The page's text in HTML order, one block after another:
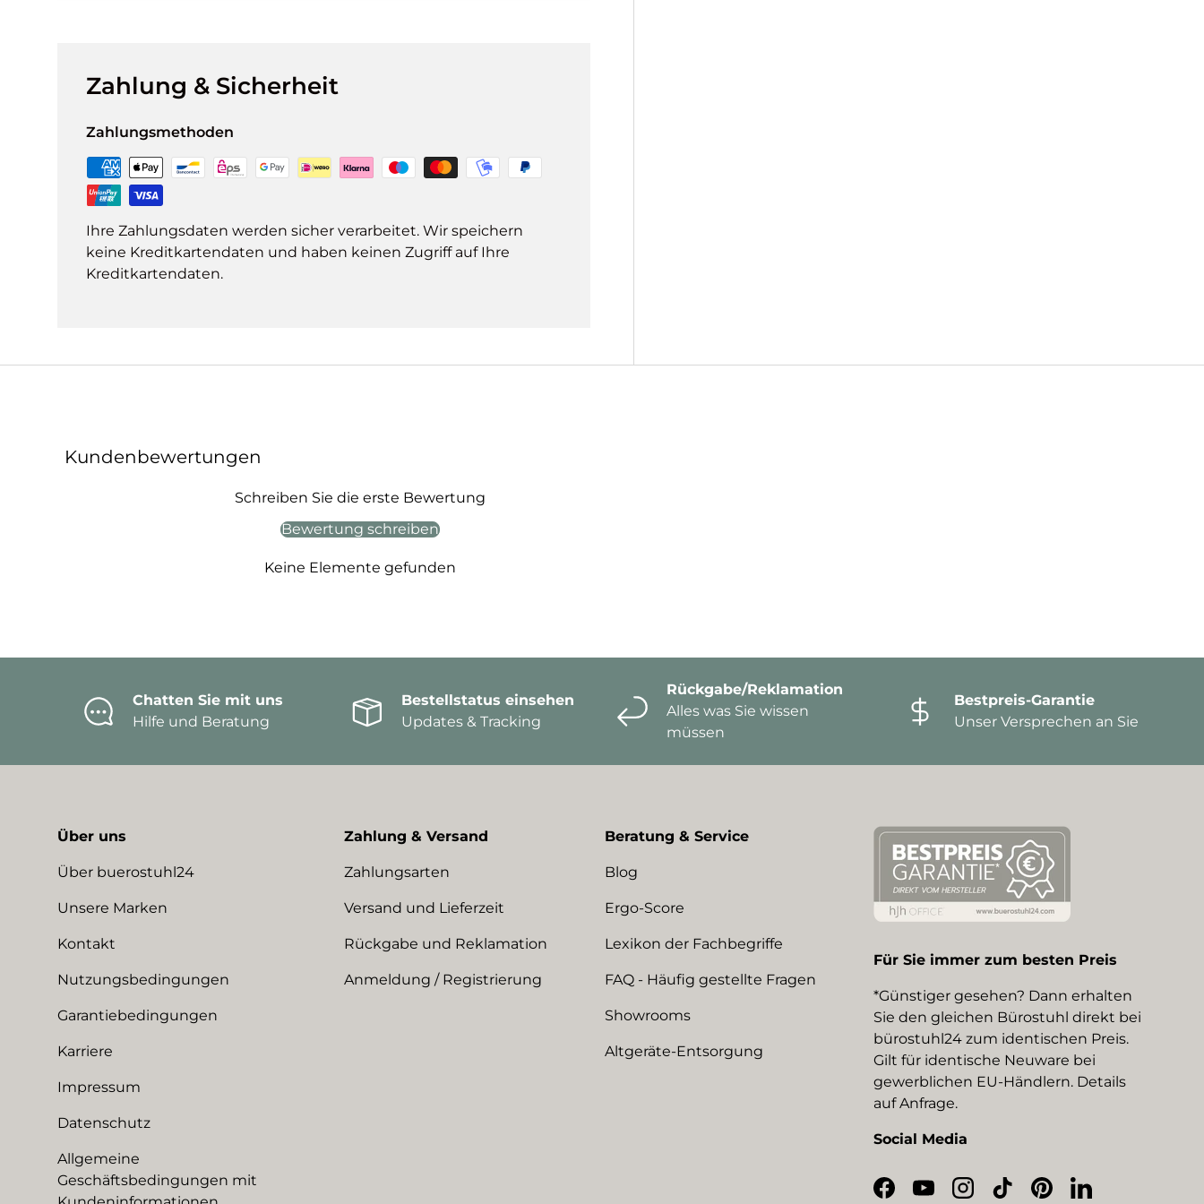
Zahlung & Sicherheit
Zahlungsmethoden
Ihre Zahlungsdaten werden sicher verarbeitet. Wir speichern
keine Kreditkartendaten und haben keinen Zugriff auf Ihre
Kreditkartendaten.
Kundenbewertungen
Schreiben Sie die erste Bewertung
Bewertung schreiben
Keine Elemente gefunden
Chatten Sie mit uns
Hilfe und Beratung
Bestellstatus einsehen
Updates & Tracking
Rückgabe/Reklamation
Alles was Sie wissen
müssen
Bestpreis-Garantie
Unser Versprechen an Sie
Über uns
Über buerostuhl24
Unsere Marken
Kontakt
Nutzungsbedingungen
Garantiebedingungen
Karriere
Impressum
Datenschutz
Allgemeine
Geschäftsbedingungen mit
Zahlung & Versand
Zahlungsarten
Versand und Lieferzeit
Rückgabe und Reklamation
Anmeldung / Registrierung
Beratung & Service
Blog
Ergo-Score
Lexikon der Fachbegriffe
FAQ - Häufig gestellte Fragen
Showrooms
Altgeräte-Entsorgung
Für Sie immer zum besten Preis
*Günstiger gesehen? Dann erhalten
Sie den gleichen Bürostuhl direkt bei
bürostuhl24 zum identischen Preis.
Gilt für identische Neuware bei
gewerblichen EU-Händlern. Details
auf Anfrage.
Social Media
Facebook
YouTubeInstagram
TikTokPinterestLinkedIn